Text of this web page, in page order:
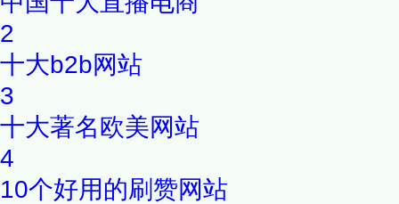
2
十大b2b网站
3
十大著名欧美网站
4
10个好用的刷赞网站